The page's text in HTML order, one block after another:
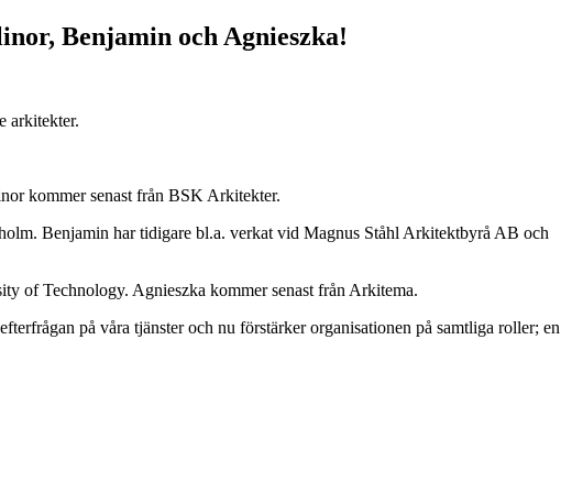
Benjamin och Agnieszka!
arkitekter.
kommer senast från BSK Arkitekter.
Benjamin har tidigare bl.a. verkat vid Magnus Ståhl Arkitektbyrå AB och
of Technology. Agnieszka kommer senast från Arkitema.
på våra tjänster och nu förstärker organisationen på samtliga roller; en